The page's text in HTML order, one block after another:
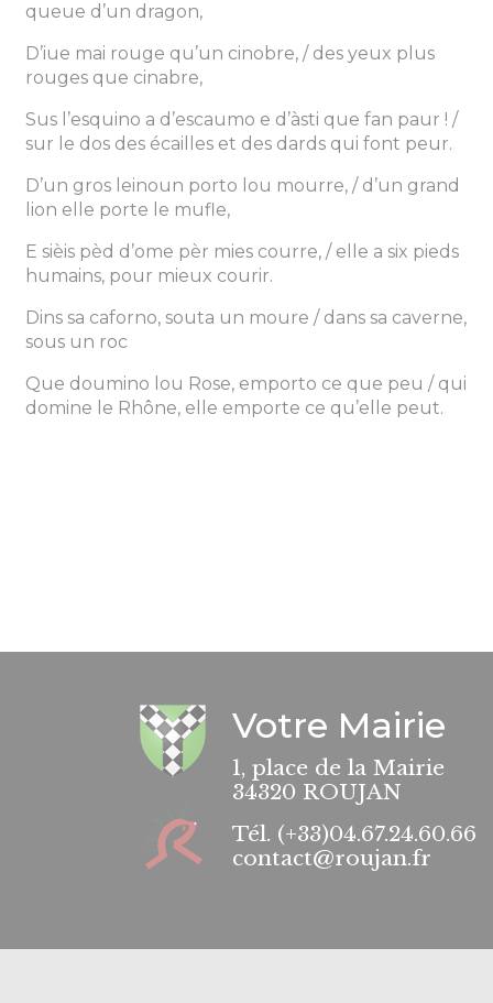
queue d’un dragon,
D’iue mai rouge qu’un cinobre, / des yeux plus
rouges que cinabre,
Sus l’esquino a d’escaumo e d’àsti que fan paur ! /
sur le dos des écailles et des dards qui font peur.
D’un gros leinoun porto lou mourre, / d’un grand
lion elle porte le mufle,
E sièis pèd d’ome pèr mies courre, / elle a six pieds
humains, pour mieux courir.
Dins sa caforno, souta un moure / dans sa caverne,
sous un roc
Que doumino lou Rose, emporto ce que peu / qui
domine le Rhône, elle emporte ce qu’elle peut.
Votre Mairie
1, place de la Mairie
34320 ROUJAN
Tél. (+33)04.67.24.60.66
contact@roujan.fr